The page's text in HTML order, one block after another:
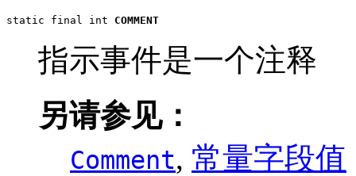
static final int COMMENT
指示事件是一个注释
另请参见：
Comment, 常量字段值